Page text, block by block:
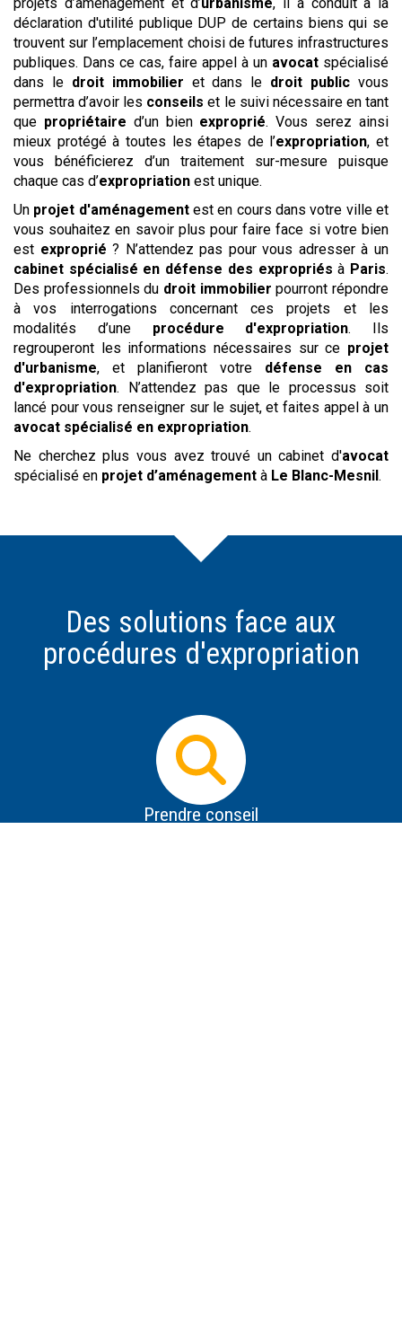
projets d’aménagement et d’urbanisme, il a conduit à la
déclaration d'utilité publique DUP de certains biens qui se
trouvent sur l’emplacement choisi de futures infrastructures
publiques. Dans ce cas, faire appel à un avocat spécialisé
dans le droit immobilier et dans le droit public vous
permettra d’avoir les conseils et le suivi nécessaire en tant
que propriétaire d’un bien exproprié. Vous serez ainsi
mieux protégé à toutes les étapes de l’expropriation, et
vous bénéficierez d’un traitement sur-mesure puisque
chaque cas d’expropriation est unique.
Un projet d'aménagementest en cours dans votre ville et
vous souhaitez en savoir plus pour faire face si votre bien
est exproprié ? N’attendez pas pour vous adresser à un
cabinet spécialisé en défense des expropriés à Paris.
Des professionnels du droit immobilier pourront répondre
à vos interrogations concernant ces projets et les
modalités d’une procédure d'expropriation. Ils
regrouperont les informations nécessaires sur ce projet
d'urbanisme, et planifieront votre défense en cas
d'expropriation. N’attendez pas que le processus soit
lancé pour vous renseigner sur le sujet, et faites appel à un
avocat spécialisé en expropriation.
Ne cherchez plus vous avez trouvé un cabinet d'avocat
spécialisé en projet d’aménagement à Le Blanc-Mesnil .
Des solutions face aux
procédures d'expropriation
Prendre conseil